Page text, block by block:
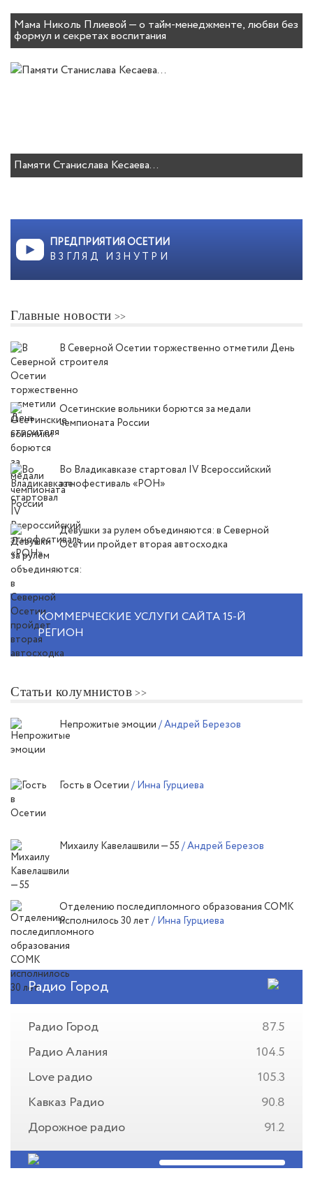
Мама Николь Плиевой — о тайм-менеджменте, любви без
формул и секретах воспитания
Памяти Станислава Кесаева…
ПРЕДПРИЯТИЯ ОСЕТИИ
ВЗГЛЯД ИЗНУТРИ
Главные новости
В Северной Осетии торжественно отметили День
строителя
Осетинские вольники борются за медали
чемпионата России
Во Владикавказе стартовал IV Всероссийский
этнофестиваль «РОН»
Девушки за рулем объединяются: в Северной
Осетии пройдет вторая автосходка
КОММЕРЧЕСКИЕ УСЛУГИ САЙТА 15-Й
РЕГИОН
Статьи колумнистов
Непрожитые эмоции / Андрей Березов
Гость в Осетии / Инна Гурциева
Михаилу Кавелашвили — 55 / Андрей Березов
Отделению последипломного образования СОМК
исполнилось 30 лет / Инна Гурциева
Радио Город
Радио Город
87.5
Радио Алания
104.5
Love радио
105.3
Кавказ Радио
90.8
Дорожное радио
91.2